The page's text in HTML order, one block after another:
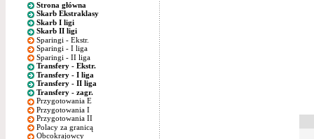
Strona główna
Skarb Ekstraklasy
Skarb I ligi
Skarb II ligi
Sparingi - Ekstr.
Sparingi - I liga
Sparingi - II liga
Transfery - Ekstr.
Transfery - I liga
Transfery - II liga
Transfery - zagr.
Przygotowania E
Przygotowania I
Przygotowania II
Polacy za granicą
Obcokrajowcy